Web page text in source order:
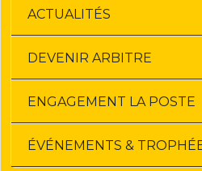
ACTUALITÉS
DEVENIR ARBITRE
ENGAGEMENT LA POSTE
ÉVÉNEMENTS &